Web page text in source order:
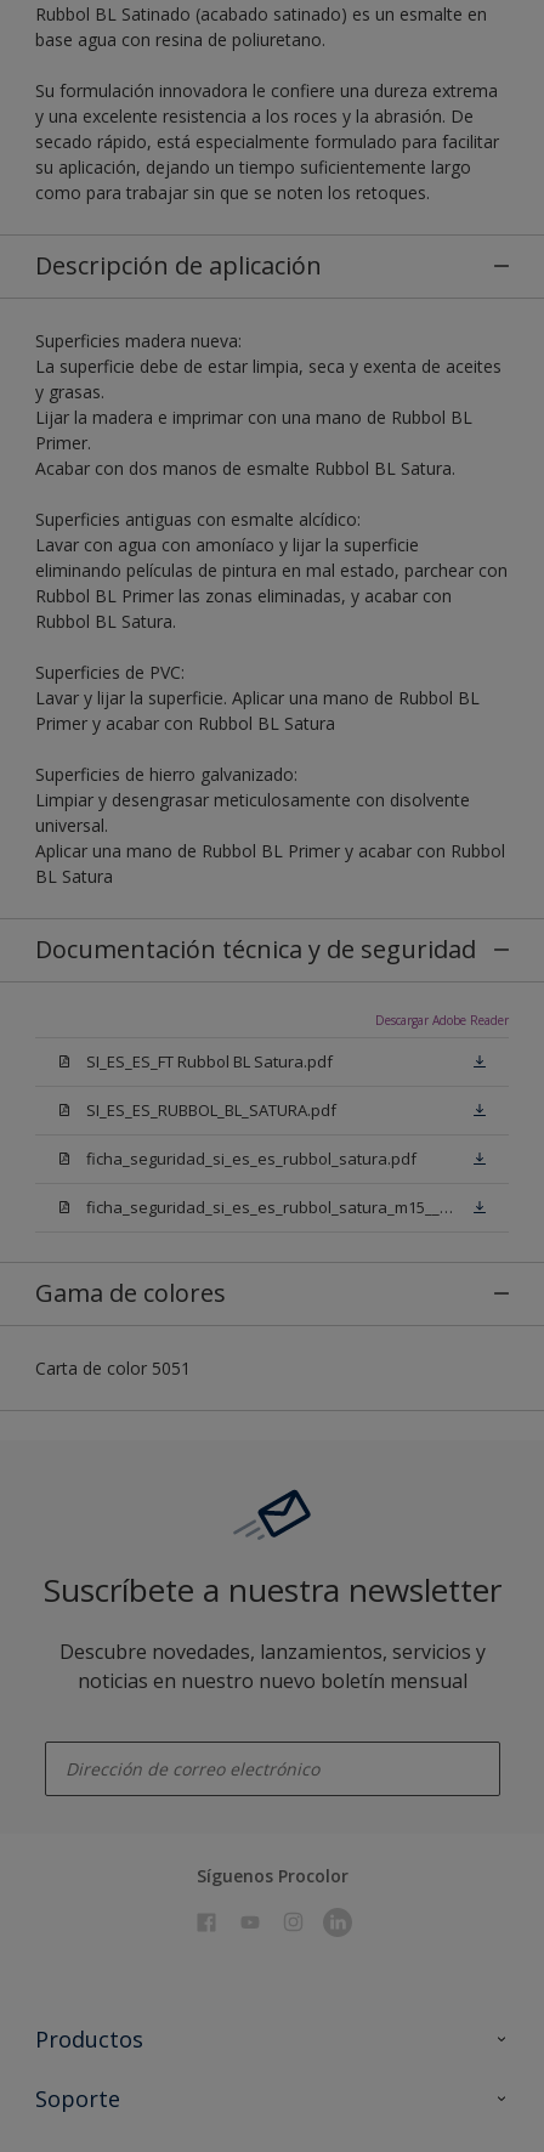
Rubbol BL Satinado (acabado satinado) es un esmalte en
base agua con resina de poliuretano.
Su formulación innovadora le confiere una dureza extrema
y una excelente resistencia a los roces y la abrasión. De
secado rápido, está especialmente formulado para facilitar
su aplicación, dejando un tiempo suficientemente largo
como para trabajar sin que se noten los retoques.
Descripción de aplicación
Superficies madera nueva:
La superficie debe de estar limpia, seca y exenta de aceites
y grasas.
Lijar la madera e imprimar con una mano de Rubbol BL
Primer.
Acabar con dos manos de esmalte Rubbol BL Satura.
Superficies antiguas con esmalte alcídico:
Lavar con agua con amoníaco y lijar la superficie
eliminando películas de pintura en mal estado, parchear con
Rubbol BL Primer las zonas eliminadas, y acabar con
Rubbol BL Satura.
Superficies de PVC:
Lavar y lijar la superficie. Aplicar una mano de Rubbol BL
Primer y acabar con Rubbol BL Satura
Superficies de hierro galvanizado:
Limpiar y desengrasar meticulosamente con disolvente
universal.
Aplicar una mano de Rubbol BL Primer y acabar con Rubbol
BL Satura
Documentación técnica y de seguridad
Descargar Adobe Reader
SI_ES_ES_FT Rubbol BL Satura.pdf
SI_ES_ES_RUBBOL_BL_SATURA.pdf
ficha_seguridad_si_es_es_rubbol_satura.pdf
ficha_seguridad_si_es_es_rubbol_satura_m15___n00.pdf
Gama de colores
Carta de color 5051
Suscríbete a nuestra newsletter
Descubre novedades, lanzamientos, servicios y
noticias en nuestro nuevo boletín mensual
Síguenos Procolor
Productos
Todos los productos
Soporte